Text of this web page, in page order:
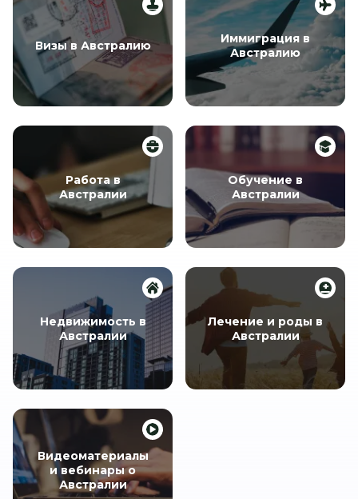
Визы в Австралию
Иммиграция в
Австралию
Работа в
Австралии
Обучение в
Австралии
Недвижимость в
Австралии
Лечение и роды в
Австралии
Видеоматериалы
и вебинары о
Австралии